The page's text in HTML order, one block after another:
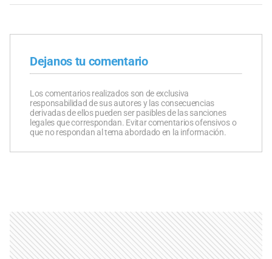
Dejanos tu comentario
Los comentarios realizados son de exclusiva
responsabilidad de sus autores y las consecuencias
derivadas de ellos pueden ser pasibles de las sanciones
legales que correspondan. Evitar comentarios ofensivos o
que no respondan al tema abordado en la información.